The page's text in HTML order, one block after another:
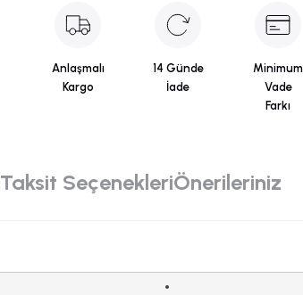
Anlaşmalı
Kargo
14 Günde
İade
Minimum
Vade
Farkı
Taksit SeçenekleriÖnerileriniz